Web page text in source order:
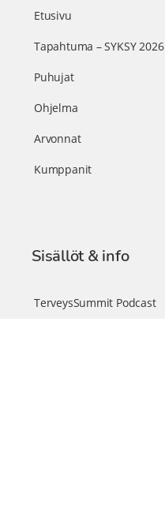
Etusivu
Tapahtuma – SYKSY 2026
Puhujat
Ohjelma
Arvonnat
Kumppanit
Sisällöt & info
TerveysSummit Podcast